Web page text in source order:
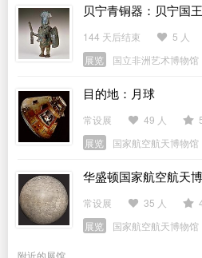
贝宁青铜器：贝宁国
144 天后结束 5 人
展览
国立非洲艺术博物馆
目的地：月球
常设展 49 人
展览
国家航空航天博物馆
华盛顿国家航空航天
常设展 35 人
展览
国家航空航天博物馆
附近的展馆